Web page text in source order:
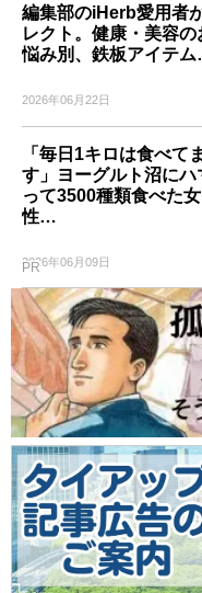
編集部のiHerb愛用者
レクト。健康・美容の
悩み別、鉄板アイテ
2026年06月22日
「毎日1キロは食べてま
す」ヨーグルト沼にハ
って3500種類食べた女
性…
2026年06月09日
PR